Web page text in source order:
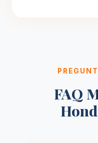
FAQ